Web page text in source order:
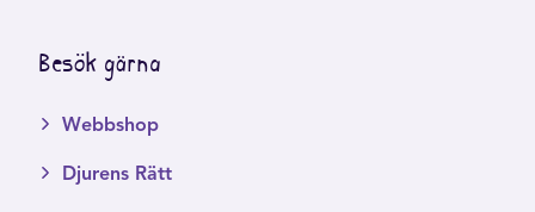
Besök gärna
Webbshop
Djurens Rätt